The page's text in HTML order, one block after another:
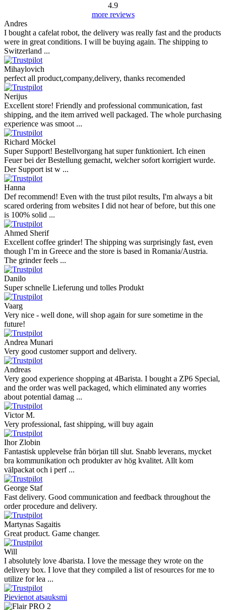
4.9
more reviews
Andres
I bought a cafelat robot, the delivery was really fast and the products
were in great conditions. I will be buying again. The shipping to
Switzerland ...
Mihaylovich
perfect all product,company,delivery, thanks recomended
Nerijus
Excellent store! Friendly and professional communication, fast
shipping, and the item arrived well packaged. The whole purchasing
experience was smoot ...
Richard Möckel
Super Support! Bestellvorgang hat super funktioniert. Ich einen
Feuer bei der Bestellung gemacht, welcher sofort korrigiert wurde.
Der Support ist w ...
Hanna
Def recommend! Even with the trust pilot results, I'm always a bit
scared ordering from websites I did not hear of before, but this one
is 100% solid ...
Ahmed Sherif
Excellent coffee grinder! The shipping was surprisingly fast, even
though I’m in Greece and the store is based in Romania/Austria.
The grinder feels ...
Danilo
Super schnelle Lieferung und tolles Produkt
Vaarg
Very nice - well done, will shop again for sure sometime in the
future!
Andrea Munari
Very good customer support and delivery.
Andreas
Very good experience shopping at 4Barista. I bought a ZP6 Special,
and the order was well packaged, which eliminated any worries
about potential damag ...
Victor M.
Very professional, fast shipping, will buy again
Ihor Zlobin
Fantastisk upplevelse från början till slut. Snabb leverans, mycket
bra kommunikation och produkter av hög kvalitet. Allt kom
välpackat och i perf ...
George Staf
Fast delivery. Good communication and feedback throughout the
order procedure and delivery.
Martynas Sagaitis
Great product. Game changer.
Will
I absolutely love 4barista. I love the message they wrote on the
delivery box. I love that they compiled a list of resources for me to
utilize for lea ...
Pievienot atsauksmi